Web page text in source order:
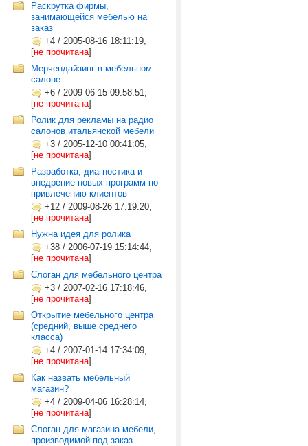
Раскрутка фирмы,
занимающейся мебелью на
заказ
+4 / 2005-08-16 18:11:19,
[не прочитана]
Мерчендайзинг в мебельном
салоне
+6 / 2009-06-15 09:58:51,
[не прочитана]
Ролик для рекламы на радио
салонов итальянской мебели
+3 / 2005-12-10 00:41:05,
[не прочитана]
Разработка, диагностика и
внедрение новых программ по
привлечению клиентов
+12 / 2009-08-26 17:19:20,
[не прочитана]
Нужна идея для ролика
+38 / 2006-07-19 15:14:44,
[не прочитана]
Слоган для мебельного центра
+3 / 2007-02-16 17:18:46,
[не прочитана]
Открытие мебельного центра
(средний, выше среднего
класса)
+4 / 2007-01-14 17:34:09,
[не прочитана]
Как назвать мебельный
магазин?
+4 / 2009-04-06 16:28:14,
[не прочитана]
Слоган для магазина мебели,
производимой под заказ